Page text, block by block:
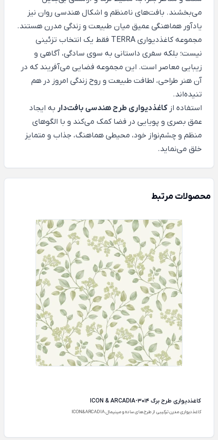
می‌بخشند. بافت‌های نامنظم و اشکال هندسی روان نیز
یادآور هماهنگی عمیق میان طبیعت و زندگی مدرن هستند.
مجموعه کاغذدیواری TERRA فقط یک انتخاب تزئینی
نیست؛ بلکه سفری داستانی به سوی سادگی، آگاهی و
زیبایی معاصر است. این مجموعه فضایی می‌آفریند که در
آن هنر طراحی، لطافت طبیعت و روح زندگی امروز در هم
تنیده‌اند.
استفاده از کاغذدیواری طرح هندسی بافت‌دار به ایجاد
عمق بصری و پویایی در فضا کمک می‌کند و با الگوهای
منظم و چشم‌نواز خود، محیطی هماهنگ، جذاب و متمایز
خلق می‌نماید.
محصولات مرتبط
کاغذدیواری طرح برگ ICON & ARCADIA-3014
کاغذدیواری مدرن ترکیبی از طرح‌های ساده و مینیمال ICON&ARCADIA